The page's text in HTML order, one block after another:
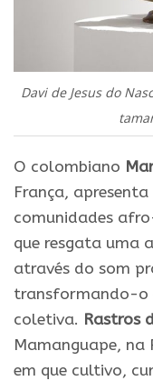
Davi de Jesus do
O colombiano
França,
comunidades
que resgata uma
através do som
transformando-o
coletiva. Rastros
Mamanguape, na
em que cultivo,